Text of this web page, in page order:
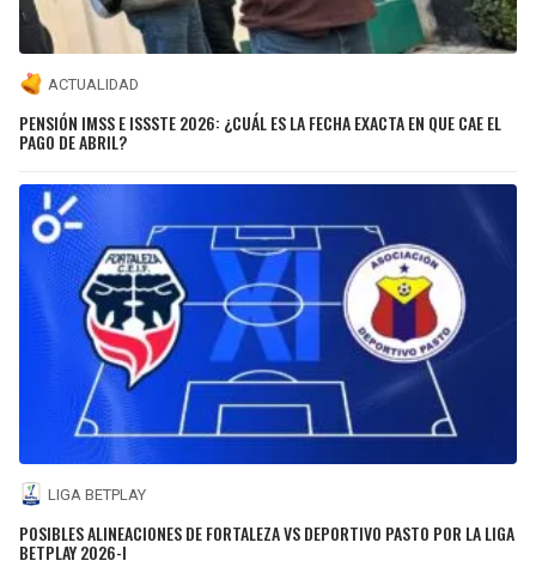
ACTUALIDAD
PENSIÓN IMSS E ISSSTE 2026: ¿CUÁL ES LA FECHA EXACTA EN QUE CAE EL
PAGO DE ABRIL?
LIGA BETPLAY
POSIBLES ALINEACIONES DE FORTALEZA VS DEPORTIVO PASTO POR LA LIGA
BETPLAY 2026-I